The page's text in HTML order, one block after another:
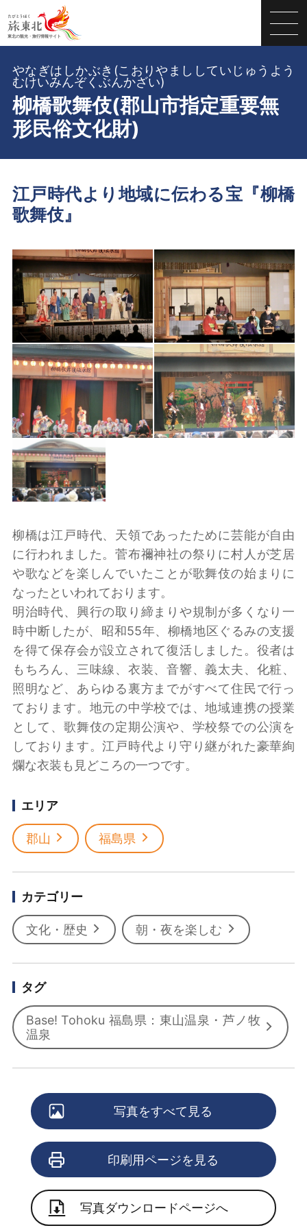
柳橋歌舞伎(郡山市指定重要無
形民俗文化財)
やなぎはしかぶき(こおりやまししていじゅうよう
むけいみんぞくぶんかざい)
江戸時代より地域に伝わる宝『柳橋
歌舞伎』
柳橋は江戸時代、天領であったために芸能が自由
に行われました。菅布禰神社の祭りに村人が芝居
や歌などを楽しんでいたことが歌舞伎の始まりに
なったといわれております。
明治時代、興行の取り締まりや規制が多くなり一
時中断したが、昭和55年、柳橋地区ぐるみの支援
を得て保存会が設立されて復活しました。役者は
もちろん、三味線、衣装、音響、義太夫、化粧、
照明など、あらゆる裏方までがすべて住民で行っ
ております。地元の中学校では、地域連携の授業
として、歌舞伎の定期公演や、学校祭での公演を
しております。江戸時代より守り継がれた豪華絢
爛な衣装も見どころの一つです。
エリア
郡山 福島県
カテゴリー
文化・歴史 朝・夜を楽しむ
タグ
Base! Tohoku 福島県：東山温泉・芦ノ牧
温泉
写真をすべて見る
印刷用ページを見る
写真ダウンロードページへ